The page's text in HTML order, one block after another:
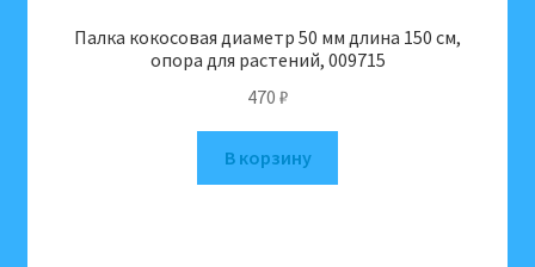
Палка кокосовая диаметр 50 мм длина 150 см,
опора для растений, 009715
470 ₽
В корзину